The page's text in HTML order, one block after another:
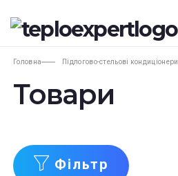
Головна Підлогово-стельові кондиціонери
Товари
Фільтр